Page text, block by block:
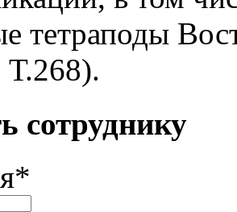
тетраподы
сотруднику
*